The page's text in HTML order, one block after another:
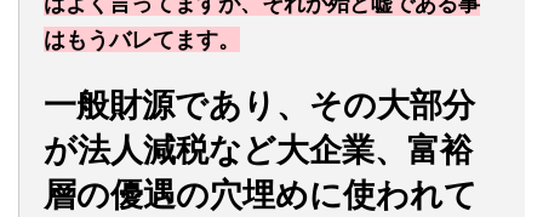
はもうバレてます。
一般財源であり、その大部分
が法人減税など大企業、富裕
層の優遇の穴埋めに使われて